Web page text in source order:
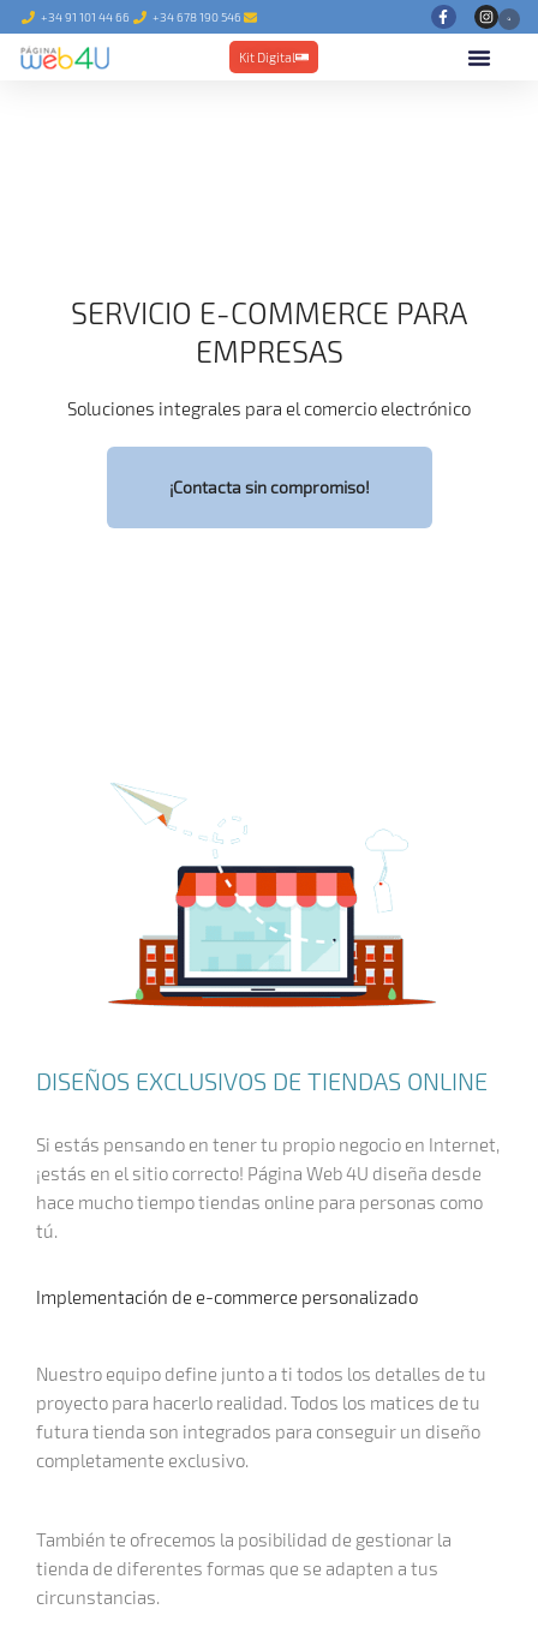
+34 91 101 44 66 +34 678 190 546
Kit Digital
SERVICIO E-COMMERCE PARA
EMPRESAS
Soluciones integrales para el comercio electrónico
¡Contacta sin compromiso!
DISEÑOS EXCLUSIVOS DE TIENDAS ONLINE
Si estás pensando en tener tu propio negocio en Internet,
¡estás en el sitio correcto! Página Web 4U diseña desde
hace mucho tiempo tiendas online para personas como
tú.
Implementación de e-commerce personalizado
Nuestro equipo define junto a ti todos los detalles de tu
proyecto para hacerlo realidad. Todos los matices de tu
futura tienda son integrados para conseguir un diseño
completamente exclusivo.
También te ofrecemos la posibilidad de gestionar la
tienda de diferentes formas que se adapten a tus
circunstancias.